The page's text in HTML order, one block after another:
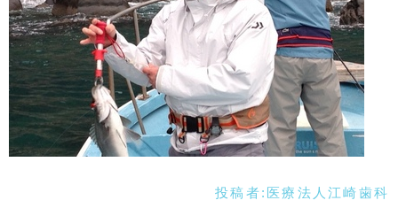
投稿者: 医療法人江崎歯科